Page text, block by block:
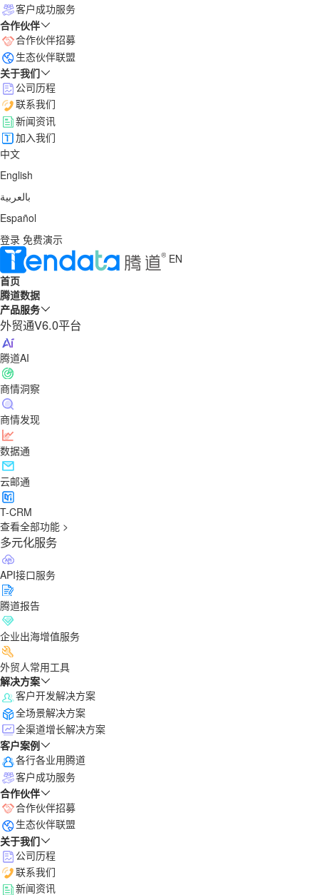
客户成功服务
合作伙伴
合作伙伴招募
生态伙伴联盟
关于我们
公司历程
联系我们
新闻资讯
加入我们
中文
English
بالعربية
Español
登录 免费演示
EN
首页
腾道数据
产品服务
外贸通V6.0平台
腾道AI
商情洞察
商情发现
数据通
云邮通
T-CRM
查看全部功能 >
多元化服务
API接口服务
腾道报告
企业出海增值服务
外贸人常用工具
解决方案
客户开发解决方案
全场景解决方案
全渠道增长解决方案
客户案例
各行各业用腾道
客户成功服务
合作伙伴
合作伙伴招募
生态伙伴联盟
关于我们
公司历程
联系我们
新闻资讯